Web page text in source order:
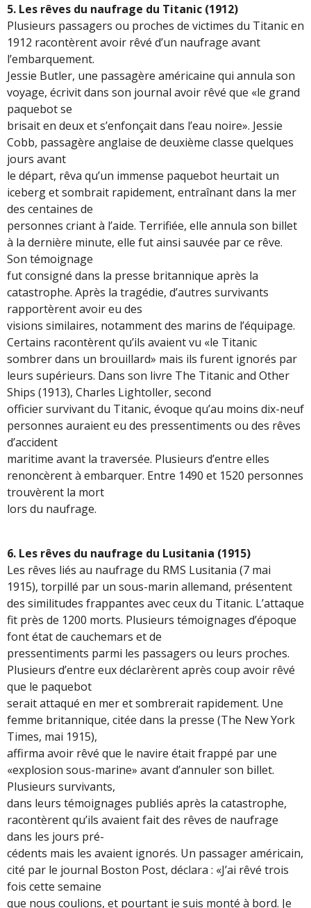
5. Les rêves du naufrage du Titanic (1912)
Plusieurs passagers ou proches de victimes du Titanic en
1912 racontèrent avoir rêvé d’un naufrage avant
l’embarquement.
Jessie Butler, une passagère américaine qui annula son
voyage, écrivit dans son journal avoir rêvé que «le grand
paquebot se
brisait en deux et s’enfonçait dans l’eau noire». Jessie
Cobb, passagère anglaise de deuxième classe quelques
jours avant
le départ, rêva qu’un immense paquebot heurtait un
iceberg et sombrait rapidement, entraînant dans la mer
des centaines de
personnes criant à l’aide. Terrifiée, elle annula son billet
à la dernière minute, elle fut ainsi sauvée par ce rêve.
Son témoignage
fut consigné dans la presse britannique après la
catastrophe. Après la tragédie, d’autres survivants
rapportèrent avoir eu des
visions similaires, notamment des marins de l’équipage.
Certains racontèrent qu’ils avaient vu «le Titanic
sombrer dans un brouillard» mais ils furent ignorés par
leurs supérieurs. Dans son livre The Titanic and Other
Ships (1913), Charles Lightoller, second
officier survivant du Titanic, évoque qu’au moins dix-neuf
personnes auraient eu des pressentiments ou des rêves
d’accident
maritime avant la traversée. Plusieurs d’entre elles
renoncèrent à embarquer. Entre 1490 et 1520 personnes
trouvèrent la mort
lors du naufrage.
6. Les rêves du naufrage du Lusitania (1915)
Les rêves liés au naufrage du RMS Lusitania (7 mai
1915), torpillé par un sous-marin allemand, présentent
des similitudes frappantes avec ceux du Titanic. L’attaque
fit près de 1200 morts. Plusieurs témoignages d’époque
font état de cauchemars et de
pressentiments parmi les passagers ou leurs proches.
Plusieurs d’entre eux déclarèrent après coup avoir rêvé
que le paquebot
serait attaqué en mer et sombrerait rapidement. Une
femme britannique, citée dans la presse (The New York
Times, mai 1915),
affirma avoir rêvé que le navire était frappé par une
«explosion sous-marine» avant d’annuler son billet.
Plusieurs survivants,
dans leurs témoignages publiés après la catastrophe,
racontèrent qu’ils avaient fait des rêves de naufrage
dans les jours pré-
cédents mais les avaient ignorés. Un passager américain,
cité par le journal Boston Post, déclara : «J’ai rêvé trois
fois cette semaine
que nous coulions, et pourtant je suis monté à bord. Je